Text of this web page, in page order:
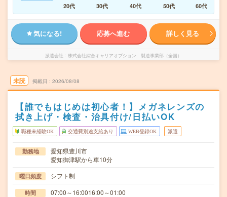
20代
30代 40代 50代 60代
気になる! 応募へ進む 詳しく見る
派遣会社 株式会社綜合キャリアオプション 製造事業部（全国）
未読 掲載日 2026/08/08
【誰でもはじめは初心者！】メガネレンズの
拭き上げ・検査・治具付け/日払いOK
職種未経験OK 交通費別途支給あり WEB登録OK 派遣
勤務地
愛知県豊川市
愛知御津駅から車10分
曜日頻度 シフト制
時間 07:00～16:0016:00～01:00